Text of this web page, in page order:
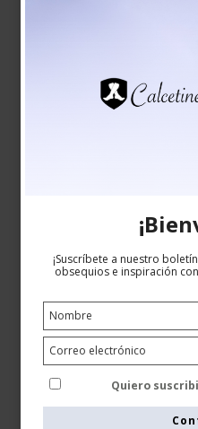
¡Suscríbete a nuestro
obsequios e inspiración
Quiero